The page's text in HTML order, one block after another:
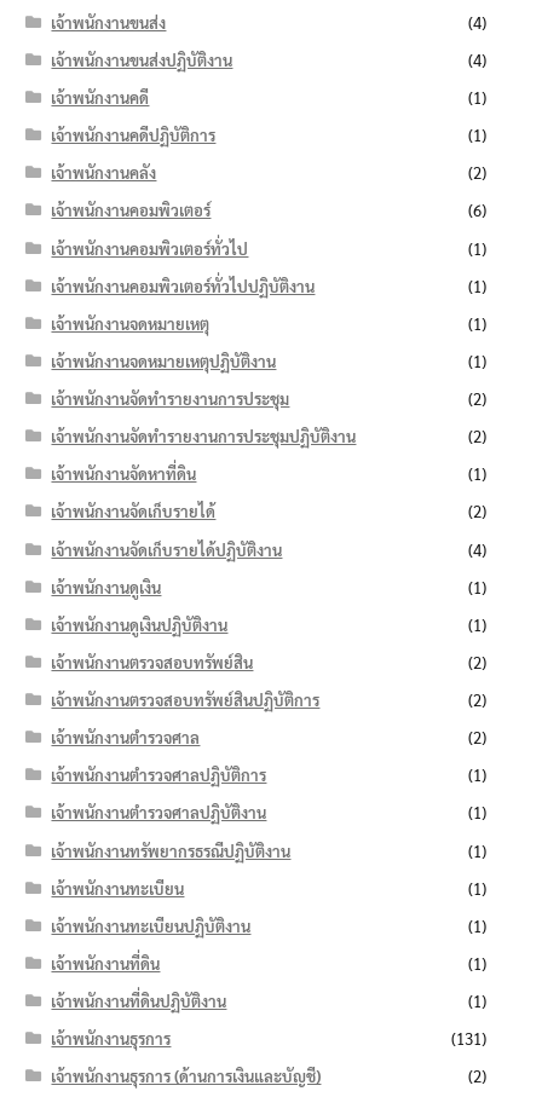
เจ้าพนักงานขนส่ง
(4)
เจ้าพนักงานขนส่งปฏิบัติงาน
(4)
เจ้าพนักงานคดี
(1)
เจ้าพนักงานคดีปฏิบัติการ
(1)
เจ้าพนักงานคลัง
(2)
เจ้าพนักงานคอมพิวเตอร์
(6)
เจ้าพนักงานคอมพิวเตอร์ทั่วไป
(1)
เจ้าพนักงานคอมพิวเตอร์ทั่วไปปฏิบัติงาน
(1)
เจ้าพนักงานจดหมายเหตุ
(1)
เจ้าพนักงานจดหมายเหตุปฏิบัติงาน
(1)
เจ้าพนักงานจัดทำรายงานการประชุม
(2)
เจ้าพนักงานจัดทำรายงานการประชุมปฏิบัติงาน
(2)
เจ้าพนักงานจัดหาที่ดิน
(1)
เจ้าพนักงานจัดเก็บรายได้
(2)
เจ้าพนักงานจัดเก็บรายได้ปฏิบัติงาน
(4)
เจ้าพนักงานดูเงิน
(1)
เจ้าพนักงานดูเงินปฏิบัติงาน
(1)
เจ้าพนักงานตรวจสอบทรัพย์สิน
(2)
เจ้าพนักงานตรวจสอบทรัพย์สินปฏิบัติการ
(2)
เจ้าพนักงานตำรวจศาล
(2)
เจ้าพนักงานตำรวจศาลปฏิบัติการ
(1)
เจ้าพนักงานตำรวจศาลปฏิบัติงาน
(1)
เจ้าพนักงานทรัพยากรธรณีปฏิบัติงาน
(1)
เจ้าพนักงานทะเบียน
(1)
เจ้าพนักงานทะเบียนปฏิบัติงาน
(1)
เจ้าพนักงานที่ดิน
(1)
เจ้าพนักงานที่ดินปฏิบัติงาน
(1)
เจ้าพนักงานธุรการ
(131)
เจ้าพนักงานธุรการ (ด้านการเงินและบัญชี)
(2)